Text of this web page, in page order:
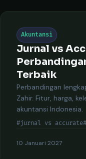
Akuntansi
Jurnal vs
Terbaik
Perbandingan
Zahir. Fitur, harga,
akuntansi Indonesia.
#jurnal vs accurate
10 Januari 2027